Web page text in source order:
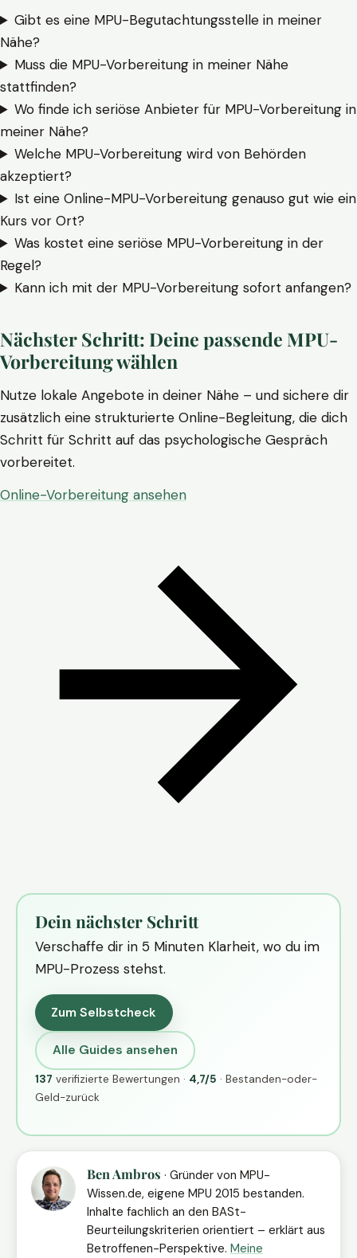
Gibt es eine MPU-Begutachtungsstelle in meiner
Nähe?
Muss die MPU-Vorbereitung in meiner Nähe
stattfinden?
Wo finde ich seriöse Anbieter für MPU-Vorbereitung in
meiner Nähe?
Welche MPU-Vorbereitung wird von Behörden
akzeptiert?
Ist eine Online-MPU-Vorbereitung genauso gut wie ein
Kurs vor Ort?
Was kostet eine seriöse MPU-Vorbereitung in der
Regel?
Kann ich mit der MPU-Vorbereitung sofort anfangen?
Nächster Schritt: Deine passende MPU-
Vorbereitung wählen
Nutze lokale Angebote in deiner Nähe – und sichere dir
zusätzlich eine strukturierte Online-Begleitung, die dich
Schritt für Schritt auf das psychologische Gespräch
vorbereitet.
Online-Vorbereitung ansehen
Dein nächster Schritt
Verschaffe dir in 5 Minuten Klarheit, wo du im
MPU-Prozess stehst.
Zum Selbstcheck
Alle Guides ansehen
137 verifizierte Bewertungen · 4,7/5 · Bestanden-oder-
Geld-zurück
Ben Ambros · Gründer von MPU-
Wissen.de, eigene MPU 2015 bestanden.
Inhalte fachlich an den BASt-
Beurteilungskriterien orientiert – erklärt aus
Betroffenen-Perspektive. Meine